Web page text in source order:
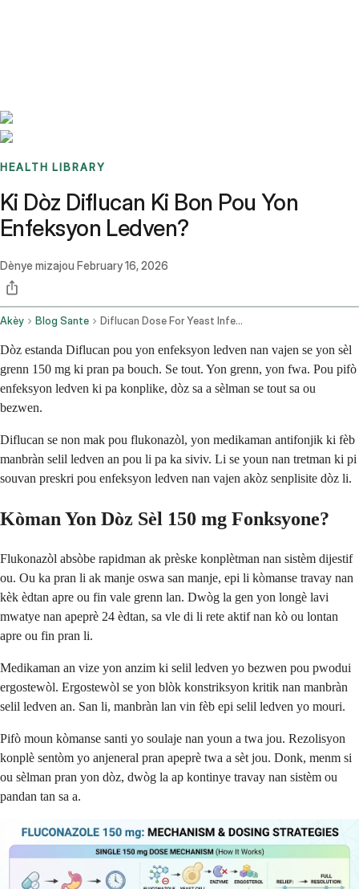
HEALTH LIBRARY
Ki Dòz Diflucan Ki Bon Pou Yon
Enfeksyon Ledven?
Dènye mizajou February 16, 2026
Akèy Blog Sante Diflucan Dose For Yeast Infection
Dòz estanda Diflucan pou yon enfeksyon ledven nan vajen se yon sèl
grenn 150 mg ki pran pa bouch. Se tout. Yon grenn, yon fwa. Pou pifò
enfeksyon ledven ki pa konplike, dòz sa a sèlman se tout sa ou
bezwen.
Diflucan se non mak pou flukonazòl, yon medikaman antifonjik ki fèb
manbràn selil ledven an pou li pa ka siviv. Li se youn nan tretman ki pi
souvan preskri pou enfeksyon ledven nan vajen akòz senplisite dòz li.
Kòman Yon Dòz Sèl 150 mg Fonksyone?
Flukonazòl absòbe rapidman ak prèske konplètman nan sistèm dijestif
ou. Ou ka pran li ak manje oswa san manje, epi li kòmanse travay nan
kèk èdtan apre ou fin vale grenn lan. Dwòg la gen yon longè lavi
mwatye nan apeprè 24 èdtan, sa vle di li rete aktif nan kò ou lontan
apre ou fin pran li.
Medikaman an vize yon anzim ki selil ledven yo bezwen pou pwodui
ergostewòl. Ergostewòl se yon blòk konstriksyon kritik nan manbràn
selil ledven an. San li, manbràn lan vin fèb epi selil ledven yo mouri.
Pifò moun kòmanse santi yo soulaje nan youn a twa jou. Rezolisyon
konplè sentòm yo anjeneral pran apeprè twa a sèt jou. Donk, menm si
ou sèlman pran yon dòz, dwòg la ap kontinye travay nan sistèm ou
pandan tan sa a.